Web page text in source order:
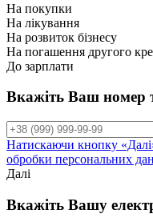
На покупки
На лікування
На розвиток бізнесу
На погашення другого
До зарплати
Вкажіть Ваш номер
Натискаючи кнопку
обробки персональних
Далі
Вкажіть Вашу